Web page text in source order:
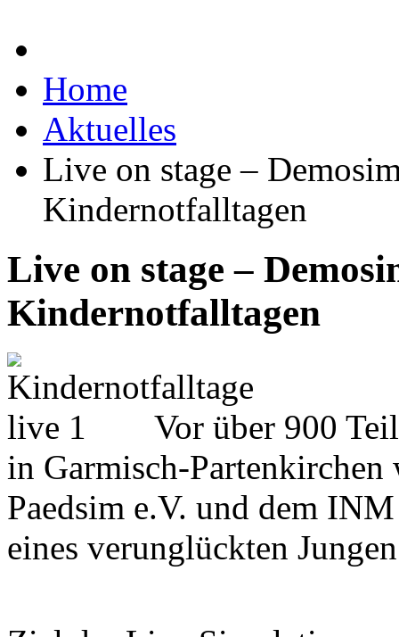
Home
Aktuelles
Live on stage –
Kindernotfalltagen
Live on stage –
Kindernotfalltagen
Vor über 900
in Garmisch-
Paedsim e.V. und dem
eines verunglückten